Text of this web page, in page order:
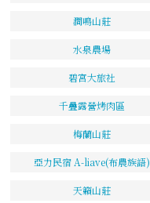
澗鳴山莊
水泉農場
碧宮大旅社
千疊露營烤肉區
梅蘭山莊
亞力民宿 A-liave(布農族語)
天籟山莊